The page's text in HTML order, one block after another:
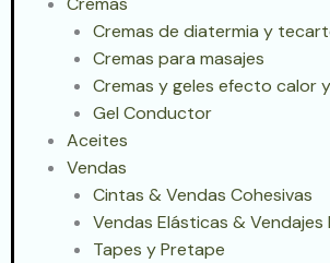
Cremas de diatermia y
Cremas para masajes
Cremas y geles efecto calor
Gel Conductor
Aceites
Vendas
Cintas & Vendas Cohesivas
Vendas Elásticas & Vendajes
Tapes y Pretape